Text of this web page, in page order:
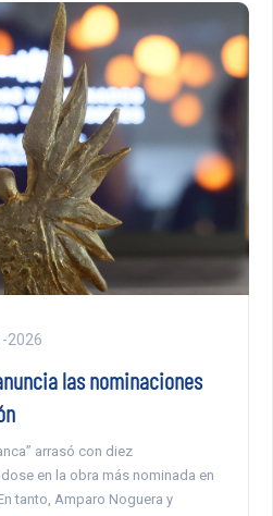
2026
las nominaciones
arrasó con diez
en la obra más nominada en
tanto, Amparo Noguera y